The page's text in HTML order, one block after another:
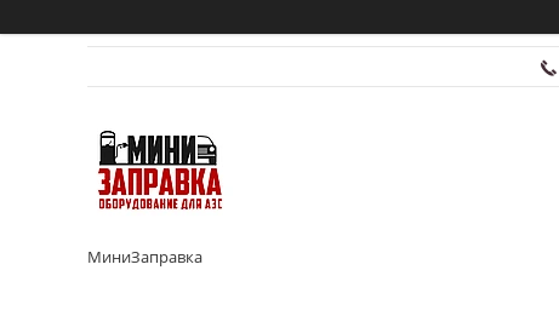
МиниЗаправка